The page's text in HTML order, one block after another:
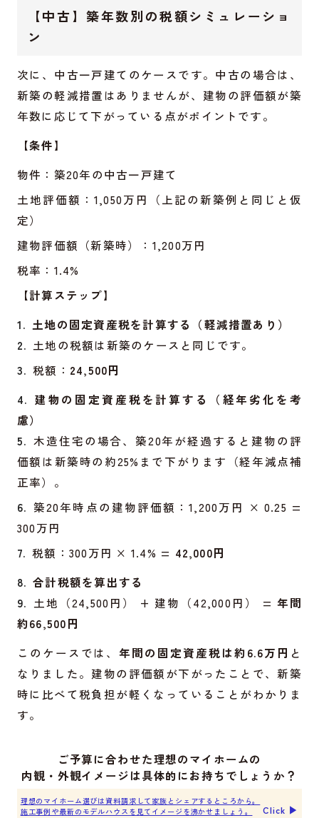
【中古】築年数別の税額シミュレーショ
ン
次に、中古一戸建てのケースです。中古の場合は、
新築の軽減措置はありませんが、建物の評価額が築
年数に応じて下がっている点がポイントです。
【条件】
物件：築20年の中古一戸建て
土地評価額：1,050万円（上記の新築例と同じと仮
定）
建物評価額（新築時）：1,200万円
税率：1.4%
【計算ステップ】
土地の固定資産税を計算する（軽減措置あり）
土地の税額は新築のケースと同じです。
税額： 24,500円
建物の固定資産税を計算する（経年劣化を考
慮）
木造住宅の場合、築20年が経過すると建物の評
価額は新築時の約25%まで下がります（経年減点補
正率）。
築20年時点の建物評価額：1,200万円 × 0.25 =
300万円
税額：300万円 × 1.4% = 42,000円
合計税額を算出する
土地（24,500円） + 建物（42,000円） = 年間
約66,500円
このケースでは、年間の固定資産税は約6.6万円 と
なりました。建物の評価額が下がったことで、新築
時に比べて税負担が軽くなっていることがわかりま
す。
ご予算に合わせた理想のマイホームの
内観・外観イメージは具体的にお持ちでしょうか？
理想のマイホーム選びは資料請求して家族とシェアするところから。
施工事例や最新のモデルハウスを見てイメージを沸かせましょう。
Click ▶︎